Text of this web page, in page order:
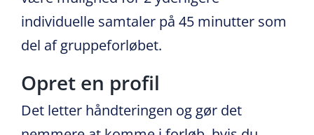
individuelle samtaler på 45 minutter som
del af gruppeforløbet.
Opret en profil
Det letter håndteringen og gør det